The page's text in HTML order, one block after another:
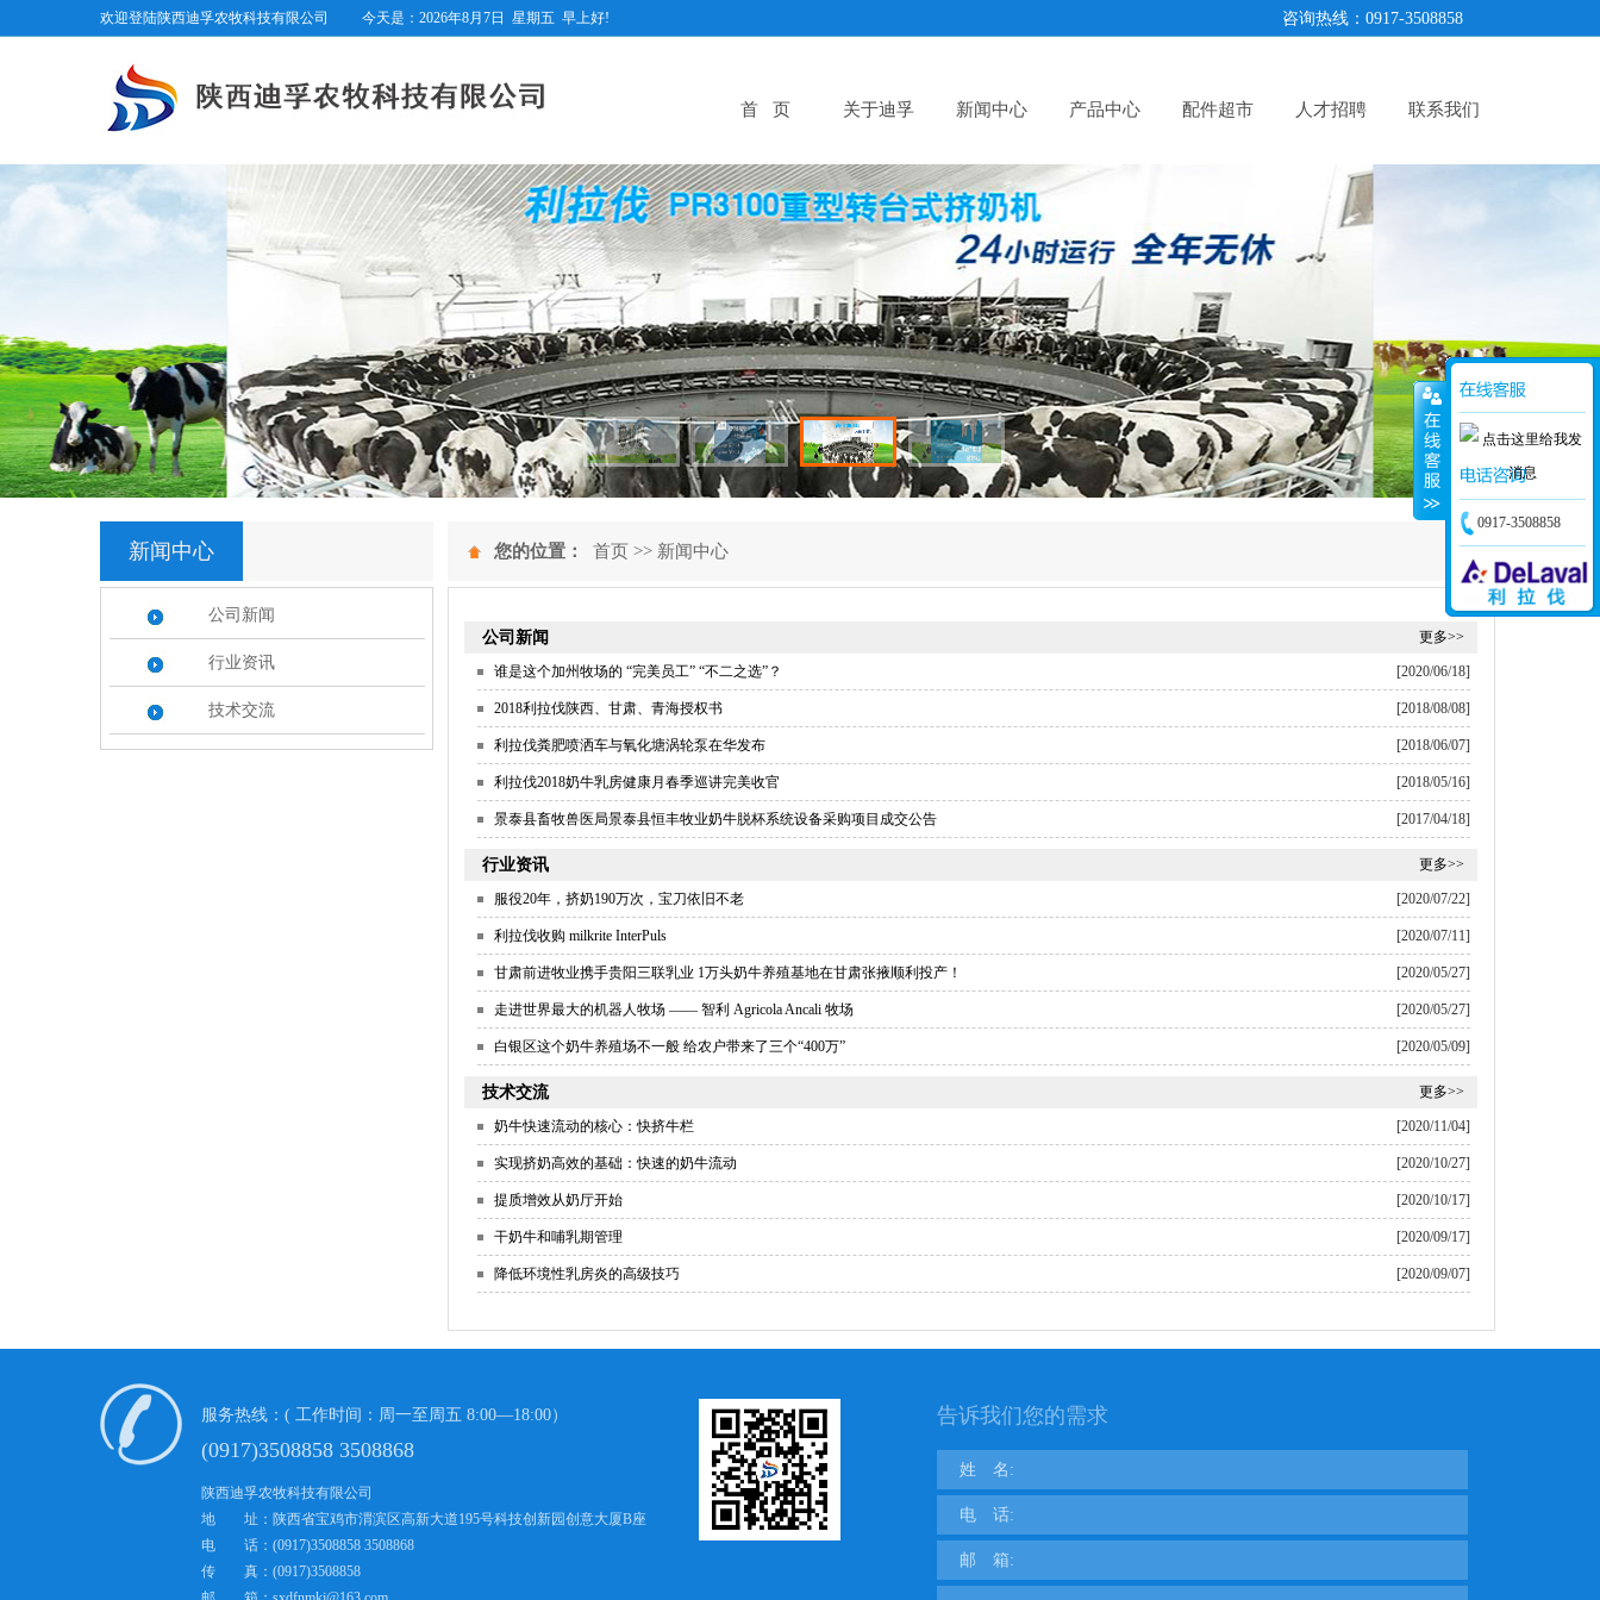
欢迎登陆陕西迪孚农牧科技有限公司 今天是： 2026年8月7日 星期五 早上好! 咨询热线：0917-3508858
首 页 关于迪孚 新闻中心 产品中心 配件超市 人才招聘 联系我们
新闻中心
公司新闻
行业资讯
技术交流
您的位置： 首页 >> 新闻中心
公司新闻 更多>>
谁是这个加州牧场的 “完美员工” “不二之选”？ [2020/06/18]
2018利拉伐陕西、甘肃、青海授权书 [2018/08/08]
利拉伐粪肥喷洒车与氧化塘涡轮泵在华发布 [2018/06/07]
利拉伐2018奶牛乳房健康月春季巡讲完美收官 [2018/05/16]
景泰县畜牧兽医局景泰县恒丰牧业奶牛脱杯系统设备采购项目成交公告 [2017/04/18]
行业资讯 更多>>
服役20年，挤奶190万次，宝刀依旧不老 [2020/07/22]
利拉伐收购 milkrite InterPuls [2020/07/11]
甘肃前进牧业携手贵阳三联乳业 1万头奶牛养殖基地在甘肃张掖顺利投产！ [2020/05/27]
走进世界最大的机器人牧场 —— 智利 Agricola Ancali 牧场 [2020/05/27]
白银区这个奶牛养殖场不一般 给农户带来了三个“400万” [2020/05/09]
技术交流 更多>>
奶牛快速流动的核心：快挤牛栏 [2020/11/04]
实现挤奶高效的基础：快速的奶牛流动 [2020/10/27]
提质增效从奶厅开始 [2020/10/17]
干奶牛和哺乳期管理 [2020/09/17]
降低环境性乳房炎的高级技巧 [2020/09/07]
服务热线：( 工作时间：周一至周五 8:00—18:00）
(0917)3508858 3508868
陕西迪孚农牧科技有限公司
地 址：陕西省宝鸡市渭滨区高新大道195号科技创新园创意大厦B座
电 话：(0917)3508858 3508868
传 真：(0917)3508858
告诉我们您的需求
姓 名:
电 话:
邮 箱:
0917-3508858